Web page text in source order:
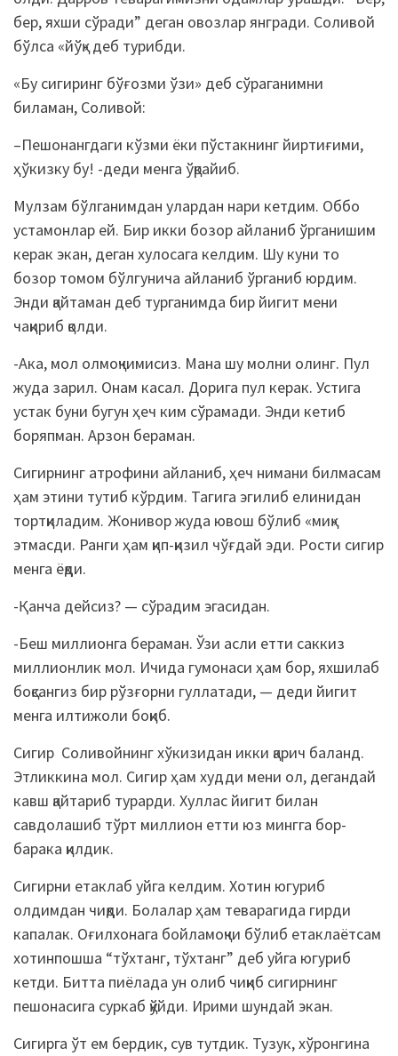
бер, яхши сўради” деган овозлар янгради. Соливой
бўлса «йўқ» деб турибди.
«Бу сигиринг бўғозми ўзи» деб сўраганимни
биламан, Соливой:
–Пешонангдаги кўзми ёки пўстакнинг йиртиғими,
ҳўкизку бу! -деди менга ўқрайиб.
Мулзам бўлганимдан улардан нари кетдим. Оббо
устамонлар ей. Бир икки бозор айланиб ўрганишим
керак экан, деган хулосага келдим. Шу куни то
бозор томом бўлгунича айланиб ўрганиб юрдим.
Энди қайтаман деб турганимда бир йигит мени
чақириб қолди.
-Ака, мол олмоқчимисиз. Мана шу молни олинг. Пул
жуда зарил. Онам касал. Дорига пул керак. Устига
устак буни бугун ҳеч ким сўрамади. Энди кетиб
боряпман. Арзон бераман.
Сигирнинг атрофини айланиб, ҳеч нимани билмасам
ҳам этини тутиб кўрдим. Тагига эгилиб елинидан
тортқиладим. Жонивор жуда ювош бўлиб «миқ»
этмасди. Ранги ҳам қип-қизил чўғдай эди. Рости сигир
менга ёқди.
-Қанча дейсиз? — сўрадим эгасидан.
-Беш миллионга бераман. Ўзи асли етти саккиз
миллионлик мол. Ичида гумонаси ҳам бор, яхшилаб
боқсангиз бир рўзғорни гуллатади, — деди йигит
менга илтижоли боқиб.
Сигир Соливойнинг хўкизидан икки қарич баланд.
Этликкина мол. Сигир ҳам худди мени ол, дегандай
кавш қайтариб турарди. Хуллас йигит билан
савдолашиб тўрт миллион етти юз мингга бор-
барака қилдик.
Сигирни етаклаб уйга келдим. Хотин югуриб
олдимдан чиқди. Болалар ҳам теварагида гирди
капалак. Оғилхонага бойламоқчи бўлиб етаклаётсам
хотинпошша “тўхтанг, тўхтанг” деб уйга югуриб
кетди. Битта пиёлада ун олиб чиқиб сигирнинг
пешонасига суркаб қўйди. Ирими шундай экан.
Сигирга ўт ем бердик, сув тутдик. Тузук, хўронгина